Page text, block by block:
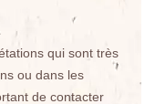
qui sont très
ou dans les
de contacter